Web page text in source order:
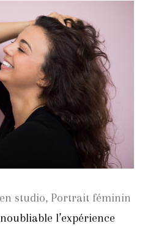
studio, Portrait féminin
l’expérience